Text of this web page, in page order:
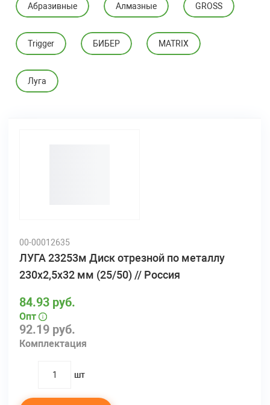
Абразивные Алмазные GROSS
Trigger БИБЕР MATRIX
Луга
00-00012635
ЛУГА 23253м Диск отрезной по металлу
230х2,5х32 мм (25/50) // Россия
92.19 руб.
Комплектация
84.93 руб.
Опт
quantity
шт